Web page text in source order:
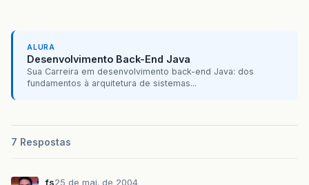
ALURA
Desenvolvimento Back-End Java
Sua Carreira em desenvolvimento back-end Java: dos
fundamentos à arquitetura de sistemas...
7 Respostas
_fs25 de mai. de 2004